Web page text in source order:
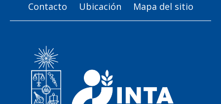
Contacto Ubicación Mapa del sitio